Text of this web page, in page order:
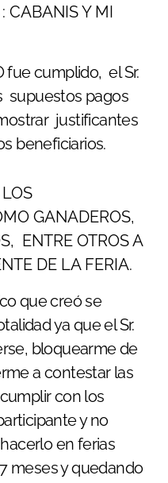
CABANIS Y MI
fue cumplido, el Sr.
supuestos pagos
justificantes
beneficiarios.
GANADEROS,
ENTRE OTROS A
DE LA FERIA.
que creó se
ya que el Sr.
bloquearme de
a contestar las
con los
y no
en ferias
meses y quedando